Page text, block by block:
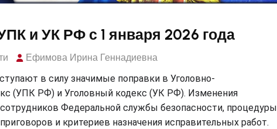
и УК РФ с 1 января 2026 года
Ефимова Ирина Геннадиевна
в силу значимые поправки в Уголовно-
(УПК РФ) и Уголовный кодекс (УК РФ). Изменения
Федеральной службы безопасности, процедуры
и критериев назначения исправительных работ.